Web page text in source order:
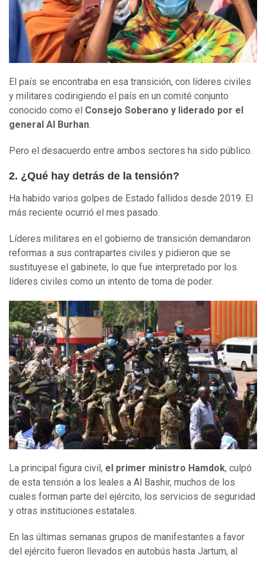
El país se encontraba en esa transición, con líderes civiles
y militares codirigiendo el país en un comité conjunto
conocido como el Consejo Soberano y liderado por el
general Al Burhan.
Pero el desacuerdo entre ambos sectores ha sido público.
2. ¿Qué hay detrás de la tensión?
Ha habido varios golpes de Estado fallidos desde 2019. El
más reciente ocurrió el mes pasado.
Líderes militares en el gobierno de transición demandaron
reformas a sus contrapartes civiles y pidieron que se
sustituyese el gabinete, lo que fue interpretado por los
líderes civiles como un intento de toma de poder.
La principal figura civil, el primer ministro Hamdok, culpó
de esta tensión a los leales a Al Bashir, muchos de los
cuales forman parte del ejército, los servicios de seguridad
y otras instituciones estatales.
En las últimas semanas grupos de manifestantes a favor
del ejército fueron llevados en autobús hasta Jartum, al